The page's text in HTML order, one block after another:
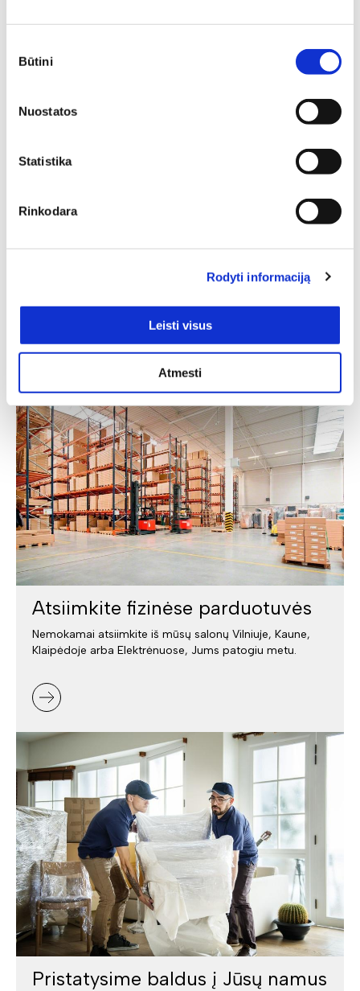
pasirinkimas
Būtini
Nuostatos
Statistika
Rinkodara
Rodyti informaciją
Leisti visus
Atmesti
Pristatymas
Atsiimkite fizinėse parduotuvės
Nemokamai atsiimkite iš mūsų salonų Vilniuje, Kaune,
Klaipėdoje arba Elektrėnuose, Jums patogiu metu.
Pristatysime baldus į Jūsų namus